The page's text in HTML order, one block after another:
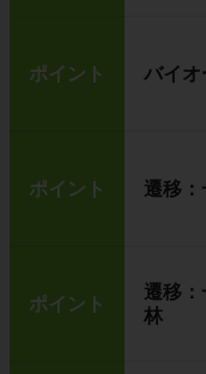
ポイント バイオ
ポイント 遷移
ポイント
遷移
林